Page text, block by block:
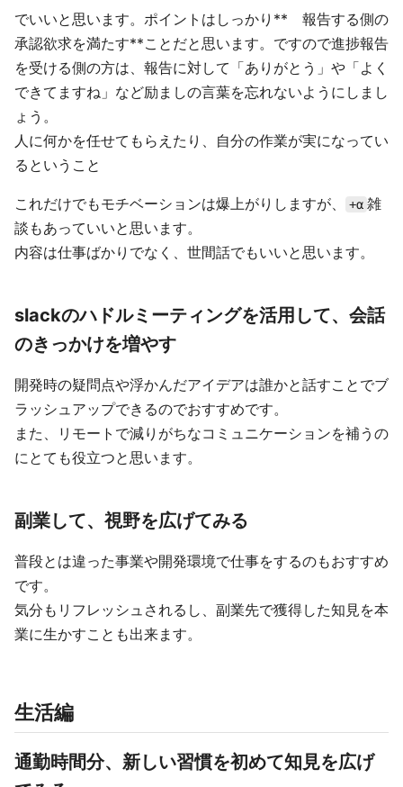
でいいと思います。ポイントはしっかり** 報告する側の
承認欲求を満たす**ことだと思います。ですので進捗報告
を受ける側の方は、報告に対して「ありがとう」や「よく
できてますね」など励ましの言葉を忘れないようにしまし
ょう。
人に何かを任せてもらえたり、自分の作業が実になってい
るということ
これだけでもモチベーションは爆上がりしますが、 +α 雑
談もあっていいと思います。
内容は仕事ばかりでなく、世間話でもいいと思います。
slackのハドルミーティングを活用して、会話
のきっかけを増やす
開発時の疑問点や浮かんだアイデアは誰かと話すことでブ
ラッシュアップできるのでおすすめです。
また、リモートで減りがちなコミュニケーションを補うの
にとても役立つと思います。
副業して、視野を広げてみる
普段とは違った事業や開発環境で仕事をするのもおすすめ
です。
気分もリフレッシュされるし、副業先で獲得した知見を本
業に生かすことも出来ます。
生活編
通勤時間分、新しい習慣を初めて知見を広げ